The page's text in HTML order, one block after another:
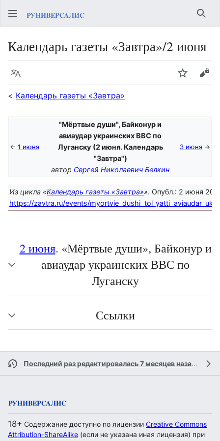
Календарь газеты «Завтра»/2 июня
Язык Следить
< Календарь газеты «Завтра»
← 1 июня
"Мёртвые души", Байконур и
авиаудар украинских ВВС по
Луганску (2 июня. Календарь
"Завтра")
автор Сергей Николаевич Белкин
3 июня →
Из цикла «Календарь газеты «Завтра»». Опубл.: 2 июня
https://zavtra.ru/events/
2 июня. «Мёртвые души», Байконур и
авиаудар украинских ВВС по
Луганску
Ссылки
Последний раз редактировалась 7 месяцев назад
18+ Содержание доступно по лицензии Creative Commons
Attribution-ShareAlike (если не указана иная лицензия) при